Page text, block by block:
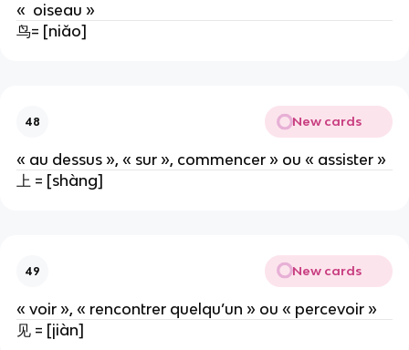
« oiseau »
鸟= [niǎo]
48 New cards
« au dessus », « sur », commencer » ou « assister »
上 = [shàng]
49 New cards
« voir », « rencontrer quelqu’un » ou « percevoir »
见 = [jiàn]